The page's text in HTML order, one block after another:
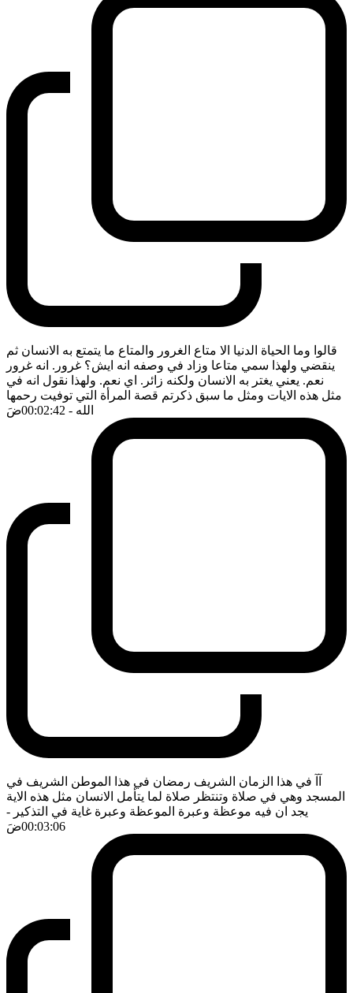
قالوا وما الحياة الدنيا الا متاع الغرور والمتاع ما يتمتع به الانسان ثم
ينقضي ولهذا سمي متاعا وزاد في وصفه انه ايش؟ غرور. انه غرور
نعم. يعني يغتر به الانسان ولكنه زائر. اي نعم. ولهذا نقول انه في
مثل هذه الايات ومثل ما سبق ذكرتم قصة المرأة التي توفيت رحمها
الله - 00:02:42 ضَ
آآ في هذا الزمان الشريف رمضان في هذا الموطن الشريف في
المسجد وهي في صلاة وتنتظر صلاة لما يتأمل الانسان مثل هذه الاية
يجد ان فيه موعظة وعبرة الموعظة وعبرة غاية في التذكير -
00:03:06ضَ